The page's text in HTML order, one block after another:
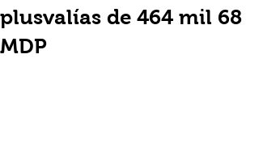
plusvalías de 464 mil 68
MDP